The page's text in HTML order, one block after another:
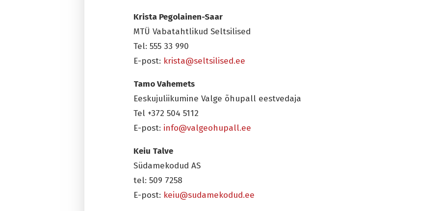
Krista Pegolainen-Saar
MTÜ Vabatahtlikud Seltsilised
Tel: 555 33 990
E-post: krista@seltsilised.ee
Tamo Vahemets
Eeskujuliikumine Valge õhupall eestvedaja
Tel +372 504 5112
E-post: info@valgeohupall.ee
Keiu Talve
Südamekodud AS
tel: 509 7258
E-post: keiu@sudamekodud.ee